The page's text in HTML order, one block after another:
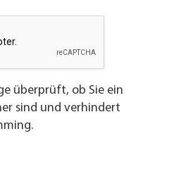
überprüft, ob Sie ein
sind und verhindert